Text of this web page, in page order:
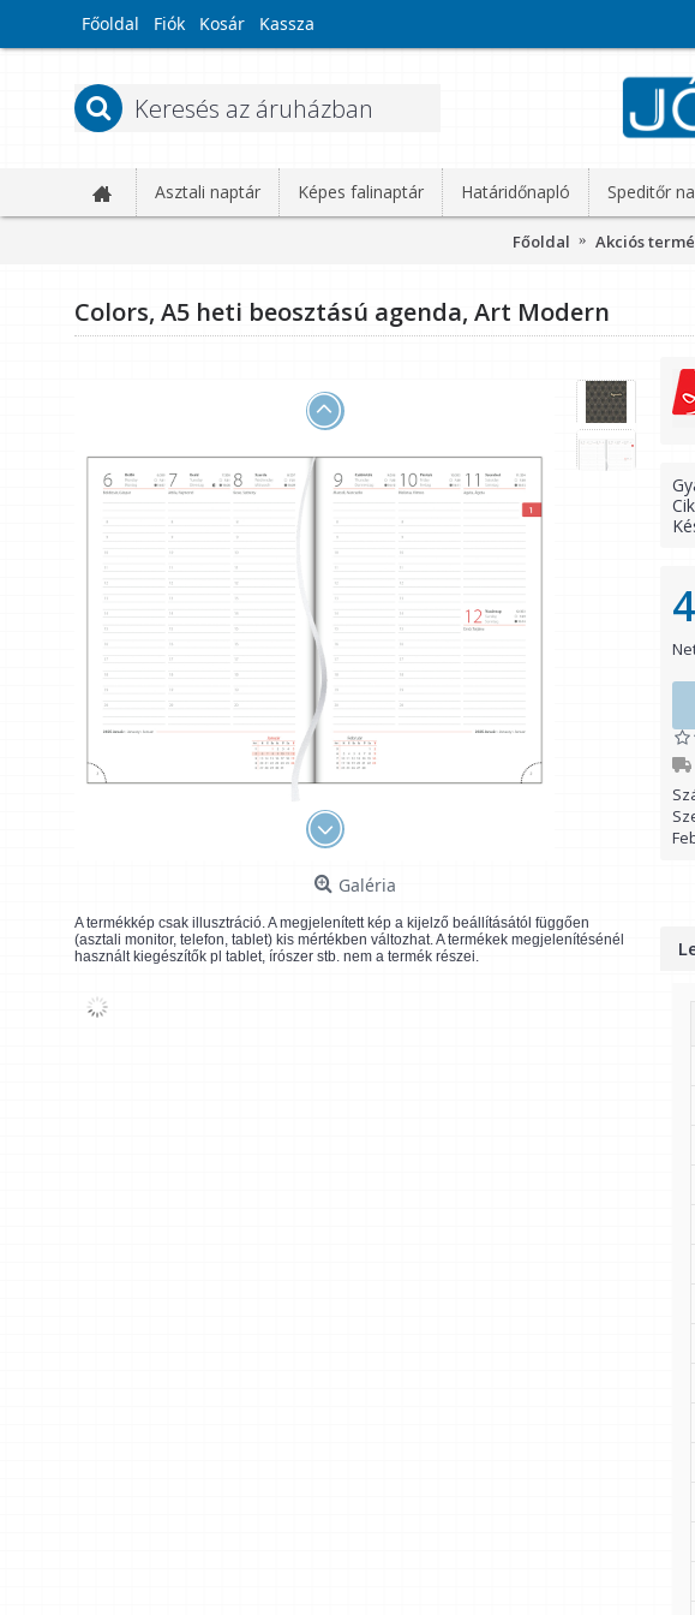
Főoldal Fiók Kosár Kassza
Asztali naptár Képes falinaptár Határidőnapló Speditőr
Főoldal Akciós
Colors, A5 heti beosztású agenda, Art Modern
Galéria
A termékkép csak illusztráció. A megjelenített kép a kijelző beállításától függően
(asztali monitor, telefon, tablet) kis mértékben változhat. A termékek megjelenítésénél
használt kiegészítők pl tablet, írószer stb. nem a termék részei.